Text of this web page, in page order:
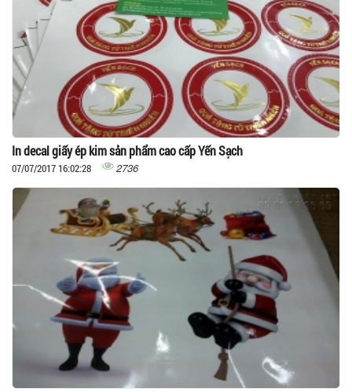
In decal giấy ép kim sản phẩm cao cấp Yến Sạch
07/07/2017 16:02:28 2736